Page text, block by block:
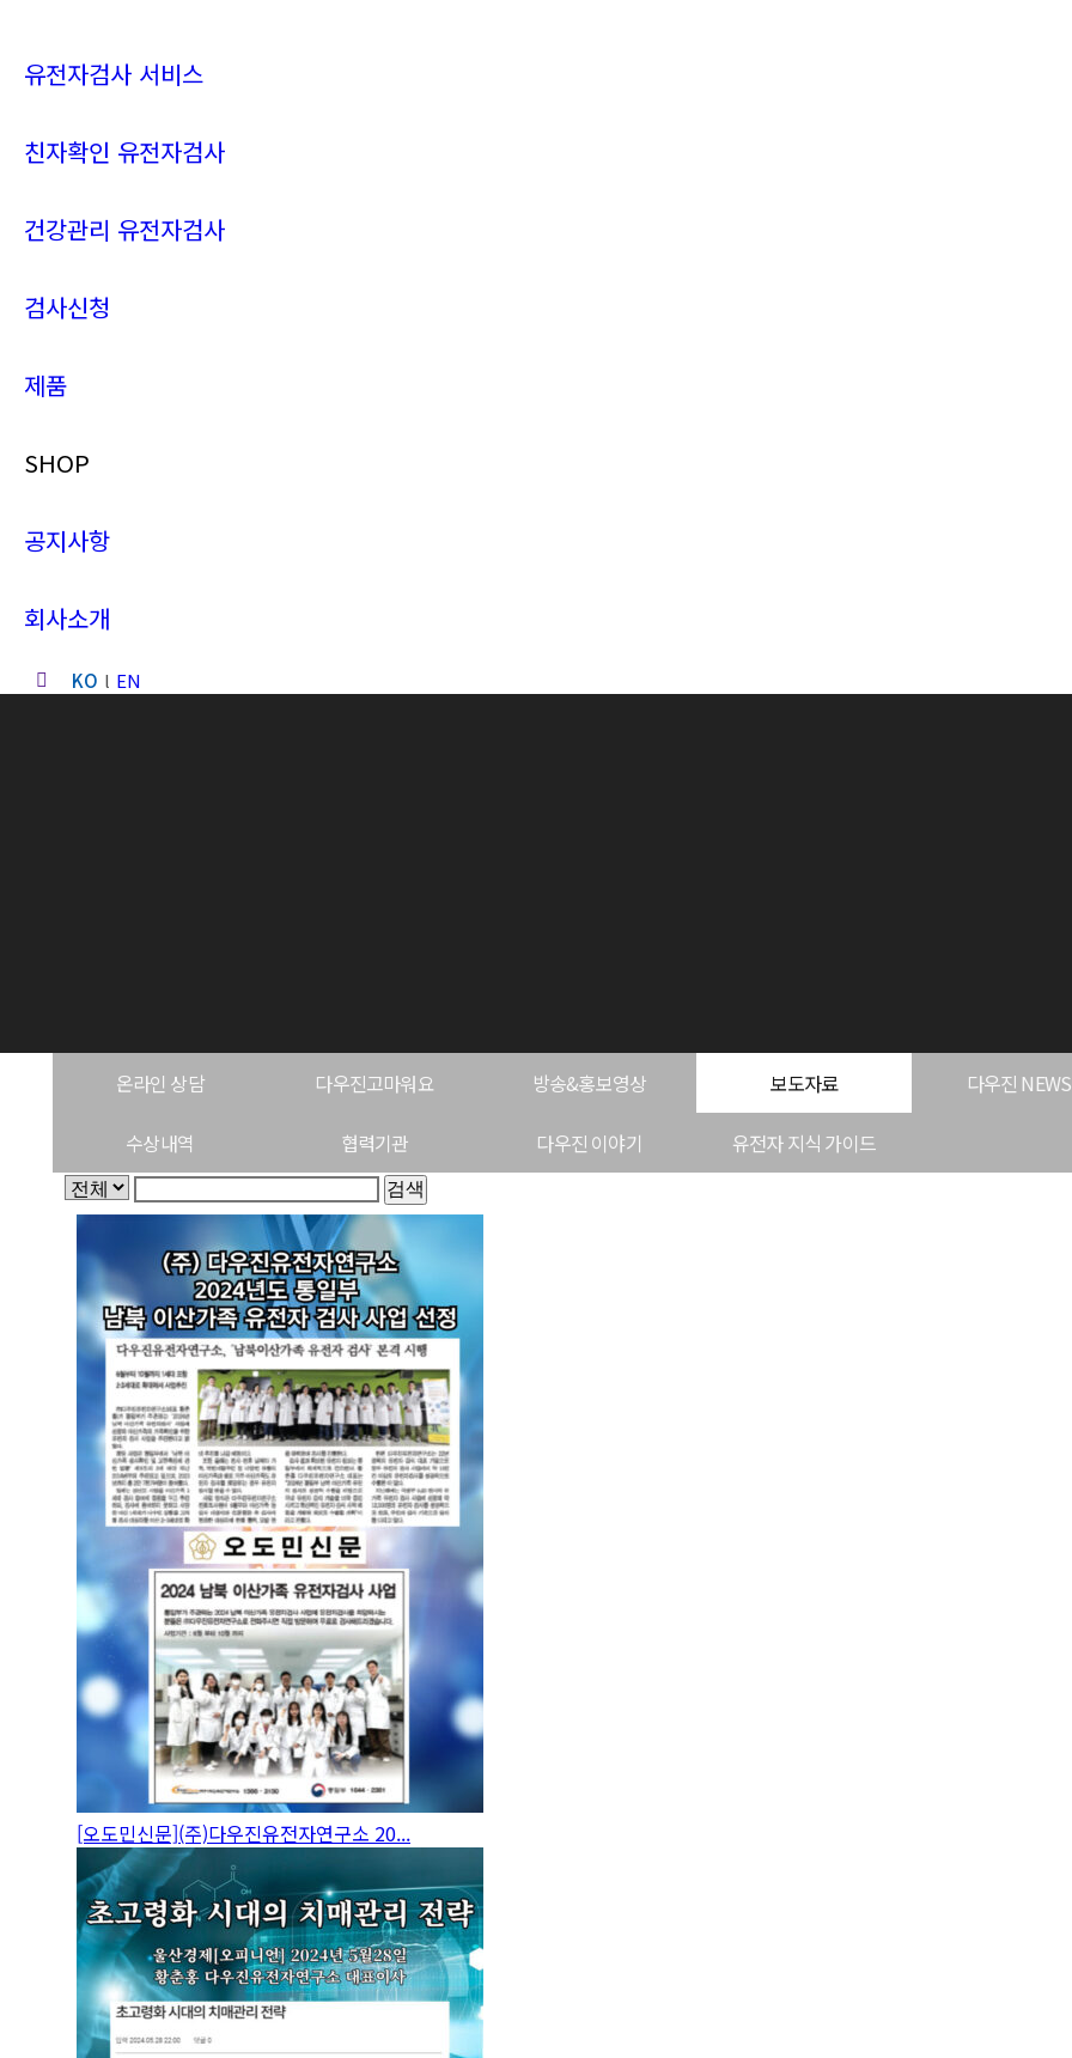
유전자검사 서비스
친자확인 유전자검사
건강관리 유전자검사
검사신청
제품
SHOP
공지사항
회사소개
Search:
KO EN
온라인 상담 다우진고마워요 방송&홍보영상 보도자료 다우진 NEWS
수상내역 협력기관 다우진 이야기 유전자 지식 가이드
검색
[오도민신문](주)다우진유전자연구소 20...